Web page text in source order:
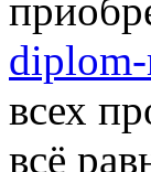
всех
всё